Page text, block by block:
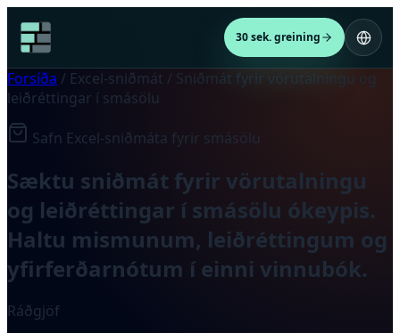
30 sek. greining
Forsíða / Excel-sniðmát / Sniðmát fyrir vörutalningu og
leiðréttingar í smásölu
Safn Excel-sniðmáta fyrir smásölu
Sæktu sniðmát fyrir vörutalningu
og leiðréttingar í smásölu ókeypis.
Haltu mismunum, leiðréttingum og
yfirferðarnótum í einni vinnubók.
Ráðgjöf